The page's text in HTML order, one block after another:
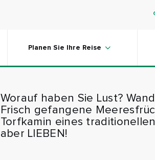
Planen Sie Ihre Reise
Worauf haben Sie Lust?
Frisch gefangene
Torfkamin eines
aber LIEBEN!